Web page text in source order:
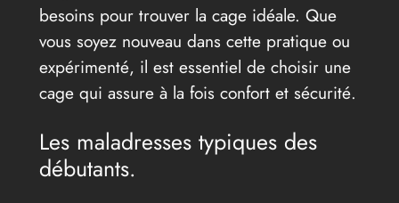
besoins pour trouver la cage idéale. Que
vous soyez nouveau dans cette pratique ou
expérimenté, il est essentiel de choisir une
cage qui assure à la fois confort et sécurité.
Les maladresses typiques des
débutants.